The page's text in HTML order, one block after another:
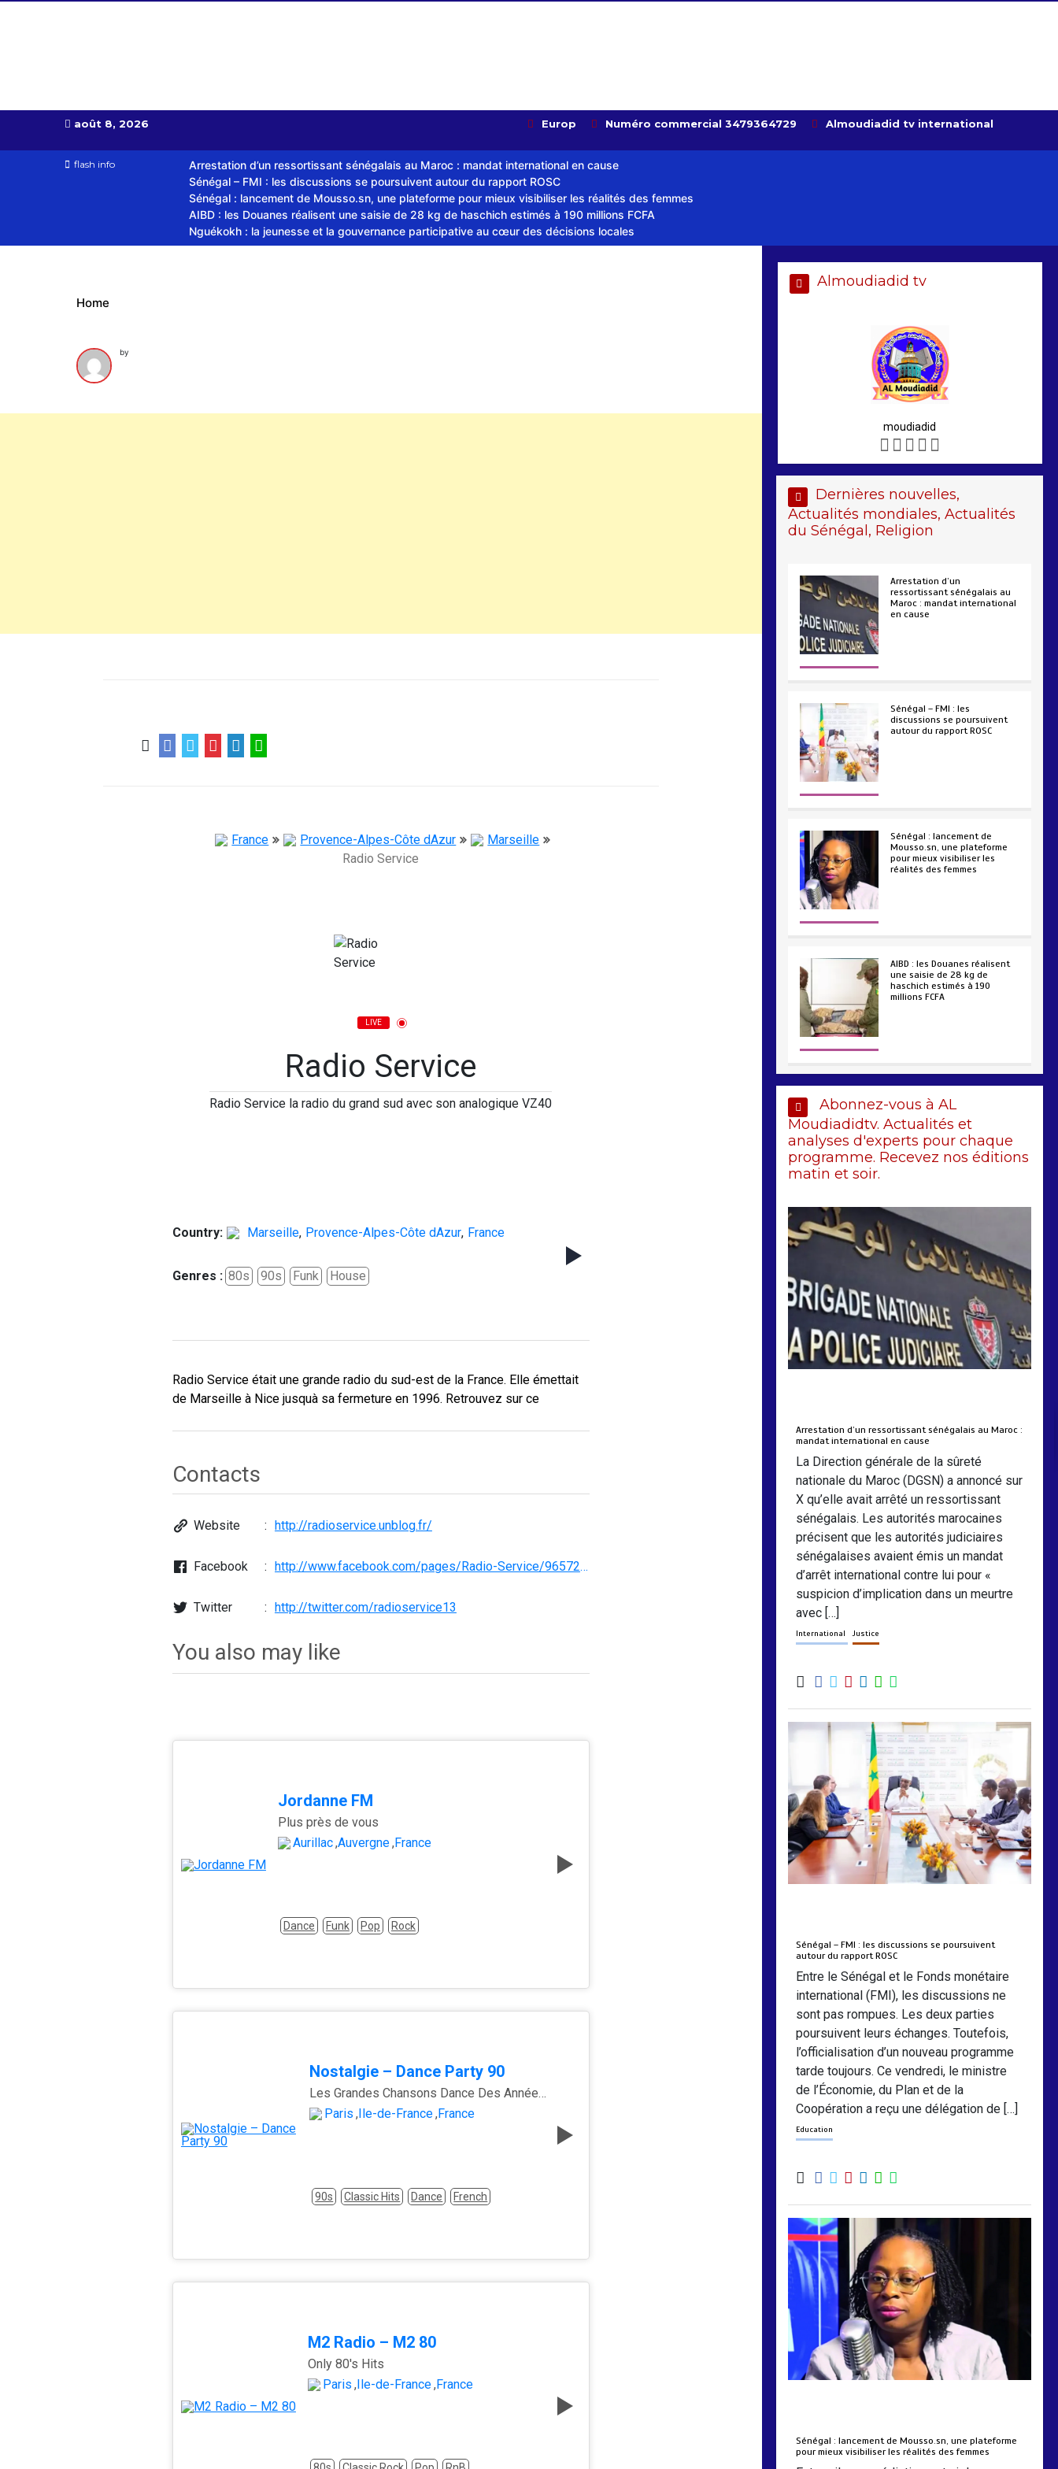
août 8, 2026 Europ Numéro commercial 3479364729 Almoudiadid tv international
flash info
Arrestation d’un ressortissant sénégalais au Maroc : mandat international en cause
Sénégal – FMI : les discussions se poursuivent autour du rapport ROSC
Sénégal : lancement de Mousso.sn, une plateforme pour mieux visibiliser les réalités des femmes
AIBD : les Douanes réalisent une saisie de 28 kg de haschich estimés à 190 millions FCFA
Nguékokh : la jeunesse et la gouvernance participative au cœur des décisions locales
Home
by
France Provence-Alpes-Côte dAzur
Marseille
Radio Service
LIVE
Radio Service
Radio Service la radio du grand sud avec son analogique VZ40
Country: Marseille, Provence-Alpes-Côte dAzur, France
Genres : 80s 90s Funk House
Radio Service était une grande radio du sud-est de la France. Elle émettait
de Marseille à Nice jusquà sa fermeture en 1996. Retrouvez sur ce
Contacts
Website http://radioservice.unblog.fr/
Facebook http://www.facebook.com/pages/Radio-Service/965729980108381
Twitter http://twitter.com/radioservice13
You also may like
Jordanne FM
Plus près de vous
Aurillac,Auvergne,France
Dance Funk Pop Rock
Nostalgie – Dance Party 90
Les Grandes Chansons Dance Des Années 90
Paris , Île-de-France,France
90s Classic Hits Dance French
M2 Radio – M2 80
Only 80's Hits
Paris ,Île-de-France,France
Almoudiadid tv
moudiadid
Dernières nouvelles,
Actualités mondiales, Actualités
du Sénégal, Religion
Arrestation d’un
ressortissant sénégalais au
Maroc : mandat international
en cause
Sénégal – FMI : les
discussions se poursuivent
autour du rapport ROSC
Sénégal : lancement de
Mousso.sn, une plateforme
pour mieux visibiliser les
réalités des femmes
AIBD : les Douanes réalisent
une saisie de 28 kg de
haschich estimés à 190
millions FCFA
Abonnez-vous à AL
Moudiadidtv. Actualités et
analyses d'experts pour chaque
programme. Recevez nos éditions
matin et soir.
Arrestation d’un ressortissant sénégalais au Maroc :
mandat international en cause
La Direction générale de la sûreté
nationale du Maroc (DGSN) a annoncé sur
X qu’elle avait arrêté un ressortissant
sénégalais. Les autorités marocaines
précisent que les autorités judiciaires
sénégalaises avaient émis un mandat
d’arrêt international contre lui pour «
suspicion d’implication dans un meurtre
avec […]
International Justice
Sénégal – FMI : les discussions se poursuivent
autour du rapport ROSC
Entre le Sénégal et le Fonds monétaire
international (FMI), les discussions ne
sont pas rompues. Les deux parties
poursuivent leurs échanges. Toutefois,
l’officialisation d’un nouveau programme
tarde toujours. Ce vendredi, le ministre
de l’Économie, du Plan et de la
Coopération a reçu une délégation de […]
Education
Sénégal : lancement de Mousso.sn, une plateforme
pour mieux visibiliser les réalités des femmes